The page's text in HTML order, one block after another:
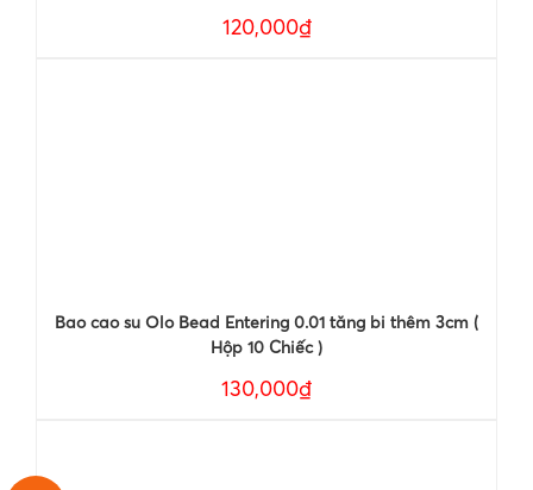
120,000₫
Bao cao su Olo Bead Entering 0.01 tăng bi thêm 3cm (
Hộp 10 Chiếc )
130,000₫